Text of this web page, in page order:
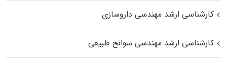
کارشناسی ارشد مهندسی داروسازی
کارشناسی ارشد مهندسی سوانح طبیعی